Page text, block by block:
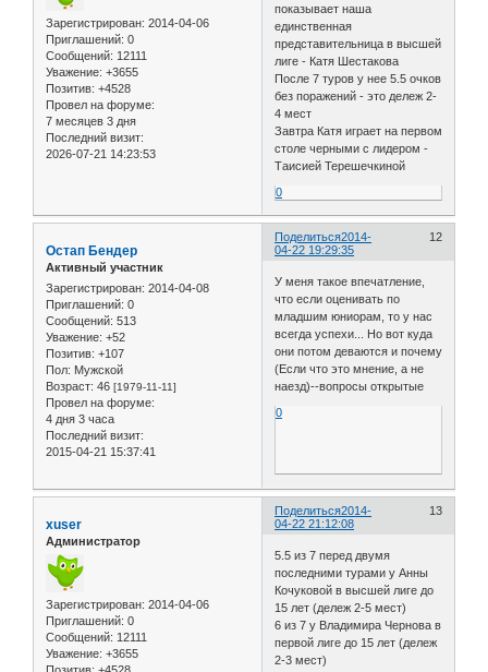
Зарегистрирован: 2014-04-06
Приглашений: 0
Сообщений: 12111
Уважение: +3655
Позитив: +4528
Провел на форуме:
7 месяцев 3 дня
Последний визит:
2026-07-21 14:23:53
показывает наша
единственная
представительница в высшей
лиге - Катя Шестакова
После 7 туров у нее 5.5 очков
без поражений - это дележ 2-
4 мест
Завтра Катя играет на первом
столе черными с лидером -
Таисией Терешечкиной
0
Поделиться 12
2014-
04-22 19:29:35
Остап Бендер
Активный участник
Зарегистрирован: 2014-04-08
Приглашений: 0
Сообщений: 513
Уважение: +52
Позитив: +107
Пол: Мужской
Возраст: 46 [1979-11-11]
Провел на форуме:
4 дня 3 часа
Последний визит:
2015-04-21 15:37:41
У меня такое впечатление,
что если оценивать по
младшим юниорам, то у нас
всегда успехи... Но вот куда
они потом деваются и почему
(Если что это мнение, а не
наезд)--вопросы открытые
0
Поделиться 13
2014-
04-22 21:12:08
xuser
Администратор
Зарегистрирован: 2014-04-06
Приглашений: 0
Сообщений: 12111
Уважение: +3655
5.5 из 7 перед двумя
последними турами у Анны
Кочуковой в высшей лиге до
15 лет (дележ 2-5 мест)
6 из 7 у Владимира Чернова в
первой лиге до 15 лет (дележ
2-3 мест)